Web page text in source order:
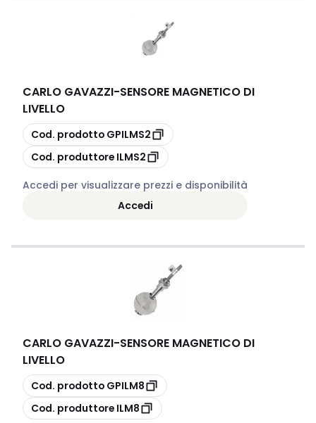
CARLO GAVAZZI-SENSORE MAGNETICO DI
LIVELLO
copia
Cod. prodotto GPILMS2
copia
Cod. produttore ILMS2
Accedi per visualizzare prezzi e disponibilità
Accedi
CARLO GAVAZZI-SENSORE MAGNETICO DI
LIVELLO
copia
Cod. prodotto GPILM8
copia
Cod. produttore ILM8